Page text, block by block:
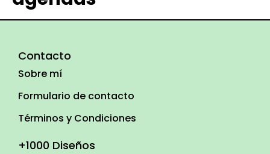
Contacto
Sobre mí
Formulario de contacto
Términos y Condiciones
+1000 Diseños